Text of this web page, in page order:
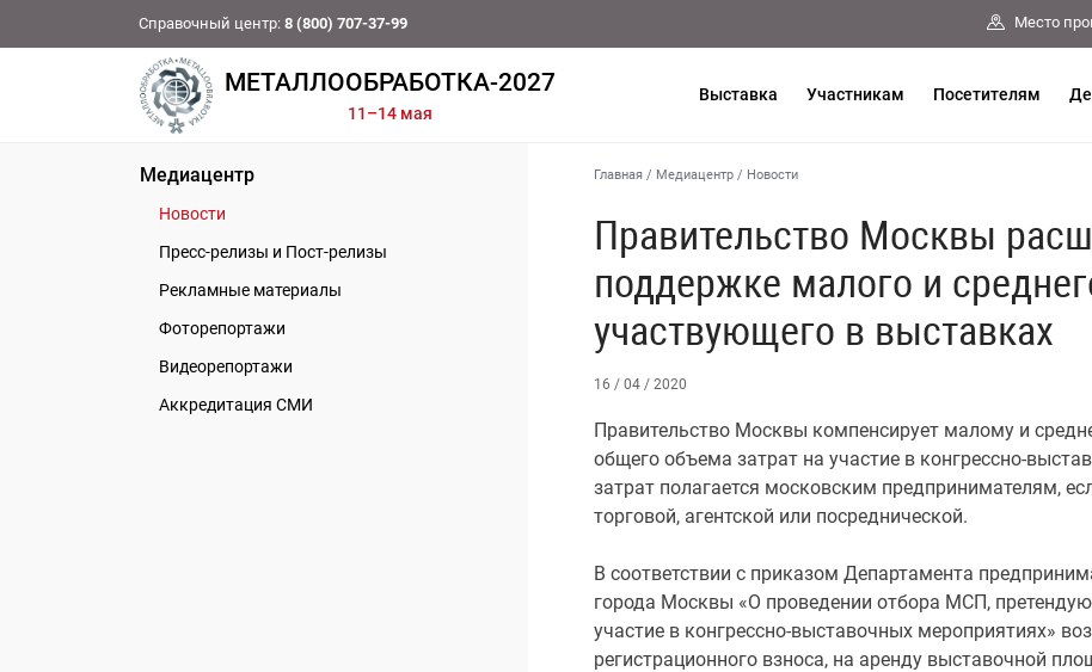
Справочный центр: 8 (800) 707-37-99 Место
МЕТАЛЛООБРАБОТКА-2027
11–14 мая
Выставка Участникам Посетителям
Медиацентр
Новости
Пресс-релизы и Пост-релизы
Рекламные материалы
Фоторепортажи
Видеорепортажи
Аккредитация СМИ
Главная / Медиацентр / Новости
Правительство Москвы
поддержке малого и
участвующего в выставках
16 / 04 / 2020
Правительство Москвы компенсирует малому и
общего объема затрат на участие в конгрессно-
затрат полагается московским предпринимателям,
торговой, агентской или посреднической.
В соответствии с приказом Департамента
города Москвы «О проведении отбора МСП,
участие в конгрессно-выставочных мероприятиях»
регистрационного взноса, на аренду выставочной